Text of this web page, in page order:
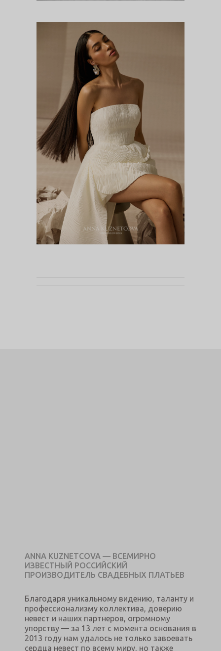
ANNA KUZNETCOVA — ВСЕМИРНО
ИЗВЕСТНЫЙ РОССИЙСКИЙ
ПРОИЗВОДИТЕЛЬ СВАДЕБНЫХ ПЛАТЬЕВ
Благодаря уникальному видению, таланту и
профессионализму коллектива, доверию
невест и наших партнеров, огромному
упорству — за 13 лет с момента основания в
2013 году нам удалось не только завоевать
сердца невест по всему миру, но также